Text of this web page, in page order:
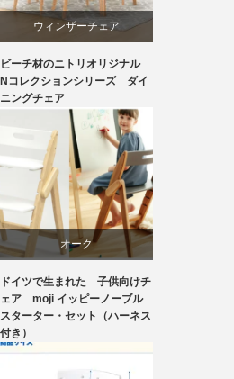
材料
椅子
ウィンザーチェア
ダイニング
ニトリ
ビーチ
ライフスタイル
リビングダイニング
椅子
ビーチ材のニトリオリジナル
Nコレクションシリーズ ダイ
ニングチェア
オーク
学習椅子
ドイツで生まれた 子供向けチ
ェア moji イッピーノーブル
スターター・セット（ハーネス
付き）